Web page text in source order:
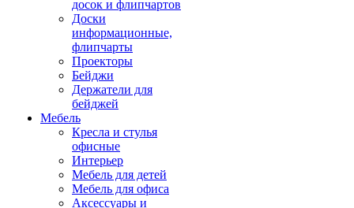
досок и флипчартов
Доски
информационные,
флипчарты
Проекторы
Бейджи
Держатели для
бейджей
Мебель
Кресла и стулья
офисные
Интерьер
Мебель для детей
Мебель для офиса
Аксессуары и